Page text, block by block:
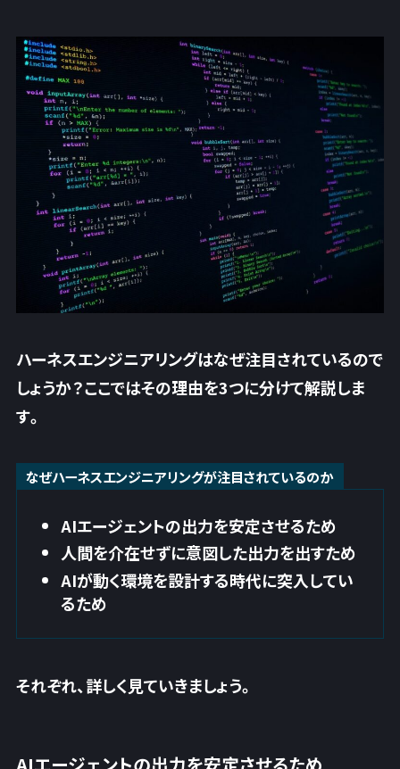
ハーネスエンジニアリングはなぜ注目されているので
しょうか？ここではその理由を3つに分けて解説しま
す。
なぜハーネスエンジニアリングが注目されているのか
AIエージェントの出力を安定させるため
人間を介在せずに意図した出力を出すため
AIが動く環境を設計する時代に突入してい
るため
それぞれ、詳しく見ていきましょう。